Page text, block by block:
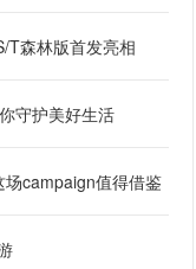
T森林版首发亮相
守护美好生活
场campaign值得借鉴